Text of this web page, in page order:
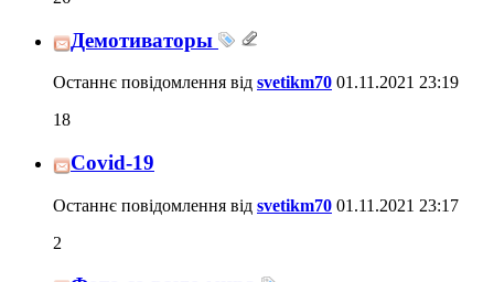
Демотиваторы
Останнє повідомлення від svetikm70 01.11.2021 23:19
18
Covid-19
Останнє повідомлення від svetikm70 01.11.2021 23:17
2